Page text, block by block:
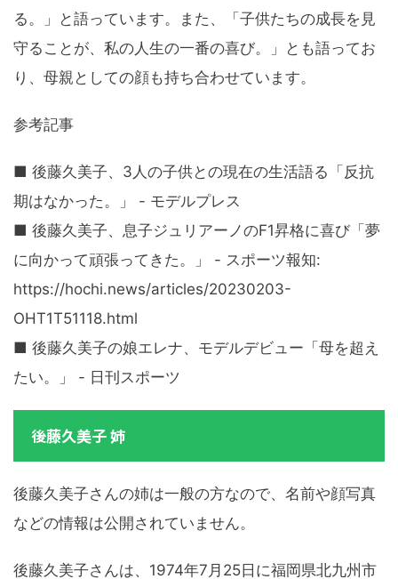
る。」と語っています。また、「子供たちの成長を見
守ることが、私の人生の一番の喜び。」とも語ってお
り、母親としての顔も持ち合わせています。
参考記事
■ 後藤久美子、3人の子供との現在の生活語る「反抗
期はなかった。」 - モデルプレス
■ 後藤久美子、息子ジュリアーノのF1昇格に喜び「夢
に向かって頑張ってきた。」 - スポーツ報知:
https://hochi.news/articles/20230203-
OHT1T51118.html
■ 後藤久美子の娘エレナ、モデルデビュー「母を超え
たい。」 - 日刊スポーツ
後藤久美子 姉
後藤久美子さんの姉は一般の方なので、名前や顔写真
などの情報は公開されていません。
後藤久美子さんは、1974年7月25日に福岡県北九州市